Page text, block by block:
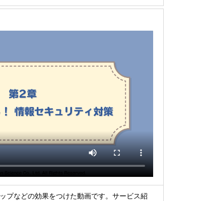
プなどの効果をつけた動画です。サービス紹